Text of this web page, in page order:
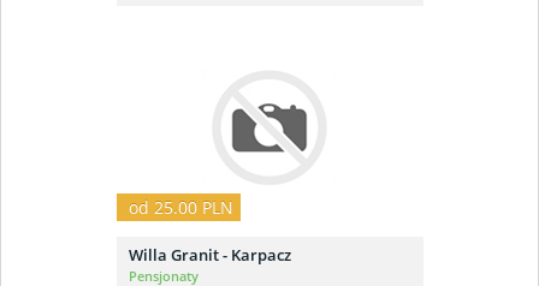
od 25.00 PLN
Willa Granit - Karpacz
Pensjonaty